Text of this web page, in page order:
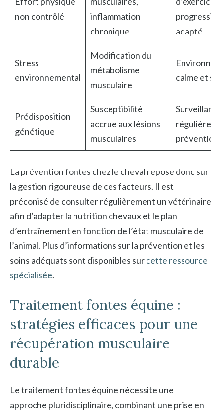
non contrôlé
inflammation
chronique
progressif
adapté
Stress
environnemental
Modification du
métabolisme
musculaire
calme et
Prédisposition
génétique
Susceptibilité
accrue aux lésions
musculaires
régulière et
prévention
La prévention fontes chez le cheval repose donc sur
la gestion rigoureuse de ces facteurs. Il est
préconisé de consulter régulièrement un vétérinaire
afin d’adapter la nutrition chevaux et le plan
d’entraînement en fonction de l’état musculaire de
l’animal. Plus d’informations sur la prévention et les
soins adéquats sont disponibles surcette ressource
spécialisée.
Traitement fontes équine :
stratégies efficaces pour une
récupération musculaire
durable
Le traitement fontes équine nécessite une
approche pluridisciplinaire, combinant une prise en